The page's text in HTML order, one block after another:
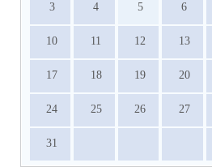
3 4 5 6
10 11 12 13
17 18 19 20
24 25 26 27
31